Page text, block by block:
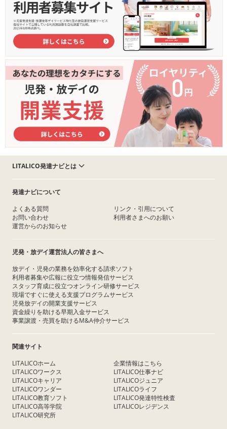
LITALICO発達ナビとは
発達ナビについて
よくある質問
お問い合わせ
運営からのお知らせ
リンク・引用について
利用者さまへのお願い
児発・放デイ運営法人の皆さまへ
放デイ・児発の業務を効率化する請求ソフト
利用者募集や広報に役立つ情報発信サービス
スタッフ育成に役立つオンライン研修サービス
現場ですぐに使える支援プログラムサービス
児発放デイの開業支援サービス
資金繰りを助ける早期入金サービス
事業譲渡・売買を助けるM&A仲介サービス
関連サイト
LITALICOホーム
LITALICOワークス
LITALICOキャリア
LITALICOワンダー
LITALICO教育ソフト
LITALICO高等学院
LITALICO研究所
企業情報はこちら
LITALICO仕事ナビ
LITALICOジュニア
LITALICOライフ
LITALICO発達特性検査
LITALICOレジデンス